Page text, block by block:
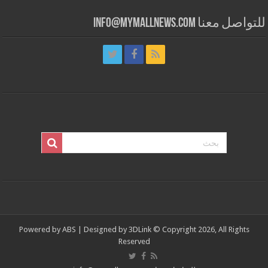
للتواصل معنا info@mymallnews.com
Powered by ABS | Designed by 3DLink© Copyright 2026, All Rights
Reserved